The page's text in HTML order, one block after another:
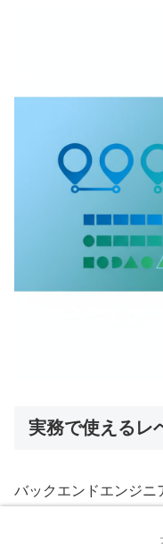
実務で使えるレ
バックエンドエンジニ
験の有無によって差